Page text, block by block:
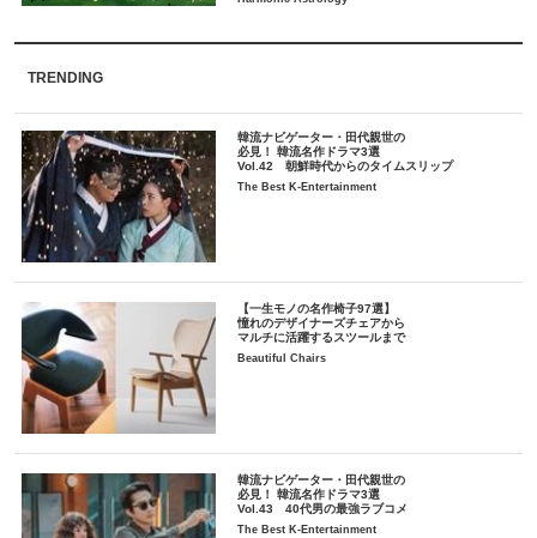
TRENDING
韓流ナビゲーター・田代親世の
必見！ 韓流名作ドラマ3選
Vol.42 朝鮮時代からのタイムスリップ
The Best K-Entertainment
【一生モノの名作椅子97選】
憧れのデザイナーズチェアから
マルチに活躍するスツールまで
Beautiful Chairs
韓流ナビゲーター・田代親世の
必見！ 韓流名作ドラマ3選
Vol.43 40代男の最強ラブコメ
The Best K-Entertainment